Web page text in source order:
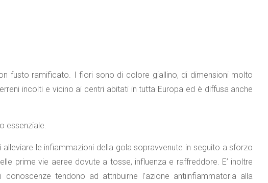
fusto ramificato. I fiori sono di colore giallino, di dimensioni molto
incolti e vicino ai centri abitati in tutta Europa ed è diffusa anche
essenziale.
le infiammazioni della gola sopravvenute in seguito a sforzo
prime vie aeree dovute a tosse, influenza e raffreddore. E’ inoltre
tendono ad attribuirne l’azione antiinfiammatoria alla